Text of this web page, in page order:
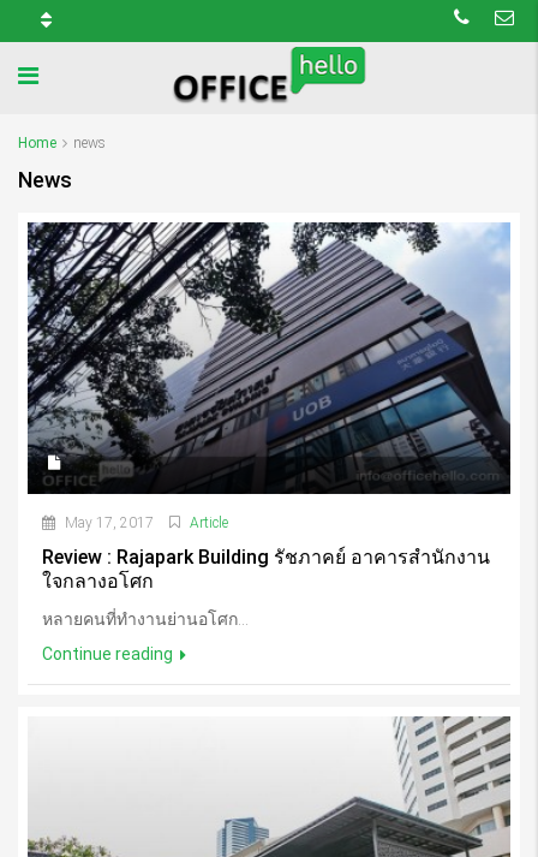
Home news
News
May 17, 2017 Article
Review : Rajapark Building รัชภาคย์ อาคารสำนักงาน
ใจกลางอโศก
หลายคนที่ทำงานย่านอโศก...
Continue reading